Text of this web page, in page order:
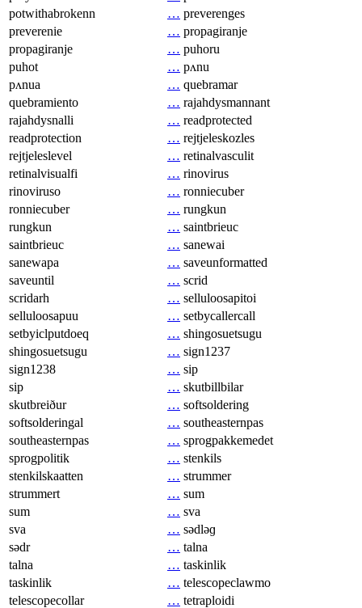
potwithabrokenn
… preverenges
preverenie
… propagiranje
propagiranje
… puhoru
puhot
… pʌnu
pʌnua
… quebramar
quebramiento
… rajahdysmannant
rajahdysnalli
… readprotected
readprotection
… rejtjeleskozles
rejtjeleslevel
… retinalvasculit
retinalvisualfi
… rinovirus
rinoviruso
… ronniecuber
ronniecuber
… rungkun
rungkun
… saintbrieuc
saintbrieuc
… sanewai
sanewapa
… saveunformatted
saveuntil
… scrid
scridarh
… selluloosapitoi
selluloosapuu
… setbycallercall
setbyiclputdoeq
… shingosuetsugu
shingosuetsugu
… sign1237
sign1238
… sip
sip
… skutbillbilar
skutbreiður
… softsoldering
softsolderingal
… southeasternpas
southeasternpas
… sprogpakkemedet
sprogpolitik
… stenkils
stenkilskaatten
… strummer
strummert
… sum
sum
… sva
sva
… sədləɡ
sədr
… talna
talna
… taskinlik
taskinlik
… telescopeclawmo
telescopecollar
… tetraploidi